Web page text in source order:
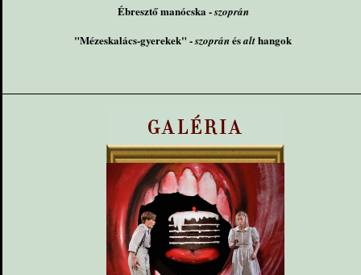
Ébresztő manócska -szoprán
"Mézeskalács-gyerekek" -szopránésalthangok